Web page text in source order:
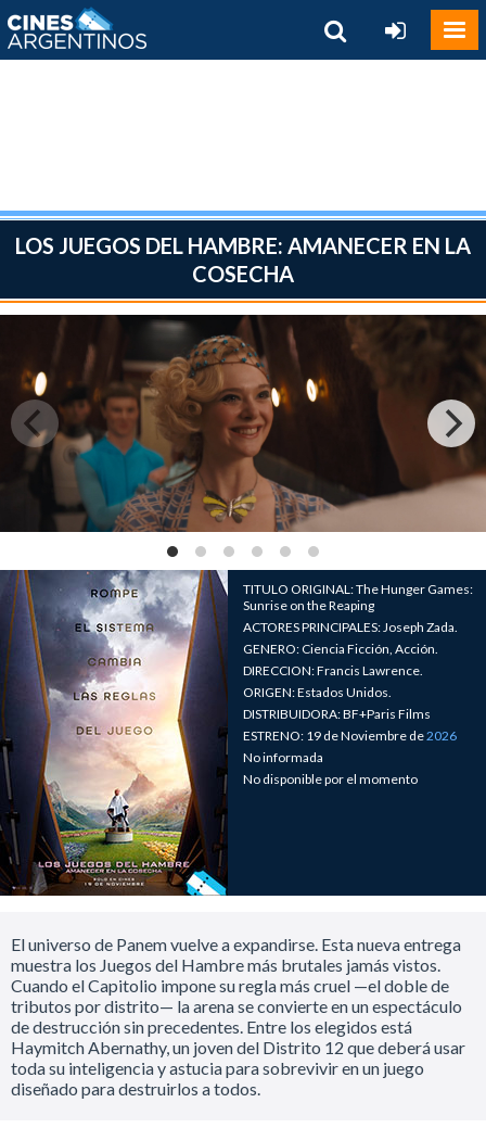
LOS JUEGOS DEL HAMBRE: AMANECER EN LA
COSECHA
TITULO ORIGINAL: The Hunger Games:
Sunrise on the Reaping
ACTORES PRINCIPALES: Joseph Zada.
GENERO: Ciencia Ficción, Acción.
DIRECCION: Francis Lawrence.
ORIGEN: Estados Unidos.
DISTRIBUIDORA: BF+Paris Films
ESTRENO: 19 de Noviembre de2026
No informada
No disponible por el momento
El universo de Panem vuelve a expandirse. Esta nueva entrega
muestra los Juegos del Hambre más brutales jamás vistos.
Cuando el Capitolio impone su regla más cruel —el doble de
tributos por distrito— la arena se convierte en un espectáculo
de destrucción sin precedentes. Entre los elegidos está
Haymitch Abernathy, un joven del Distrito 12 que deberá usar
toda su inteligencia y astucia para sobrevivir en un juego
diseñado para destruirlos a todos.